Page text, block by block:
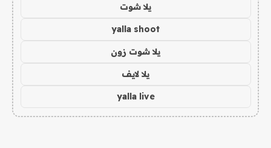
يلا شوت
yalla shoot
يلا شوت زون
يلا لايف
yalla live